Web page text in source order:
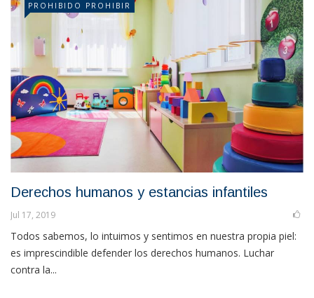
PROHIBIDO PROHIBIR
Derechos humanos y estancias infantiles
Jul 17, 2019
Todos sabemos, lo intuimos y sentimos en nuestra propia piel:
es imprescindible defender los derechos humanos. Luchar
contra la...